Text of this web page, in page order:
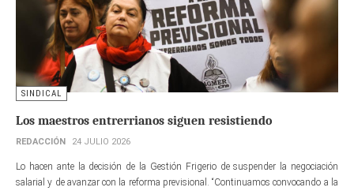
SINDICAL
Los maestros entrerrianos siguen resistiendo
REDACCIÓN 24 JULIO 2026
Lo hacen ante la decisión de la Gestión Frigerio de suspender la negociación
salarial y de avanzar con la reforma previsional. “Continuamos convocando a la